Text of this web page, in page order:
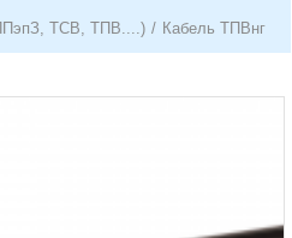
ТСВ, ТПВ....) / Кабель ТПВнг